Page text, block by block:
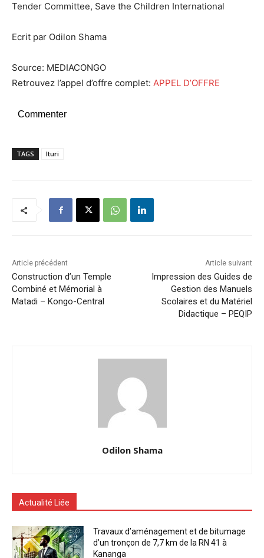
Tender Committee, Save the Children International
Ecrit par Odilon Shama
Source: MEDIACONGO
Retrouvez l’appel d’offre complet: APPEL D’OFFRE
Commenter
TAGS Ituri
Article précédent
Construction d’un Temple
Combiné et Mémorial à
Matadi – Kongo-Central
Article suivant
Impression des Guides de
Gestion des Manuels
Scolaires et du Matériel
Didactique – PEQIP
Odilon Shama
Actualité Liée
Travaux d’aménagement et de bitumage
d’un tronçon de 7,7 km de la RN 41 à
Kananga